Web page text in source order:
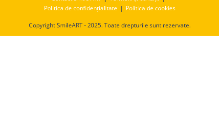
Politica de confidențialitate
Politica de cookies
Copyright SmileART - 2025. Toate drepturile sunt rezervate.